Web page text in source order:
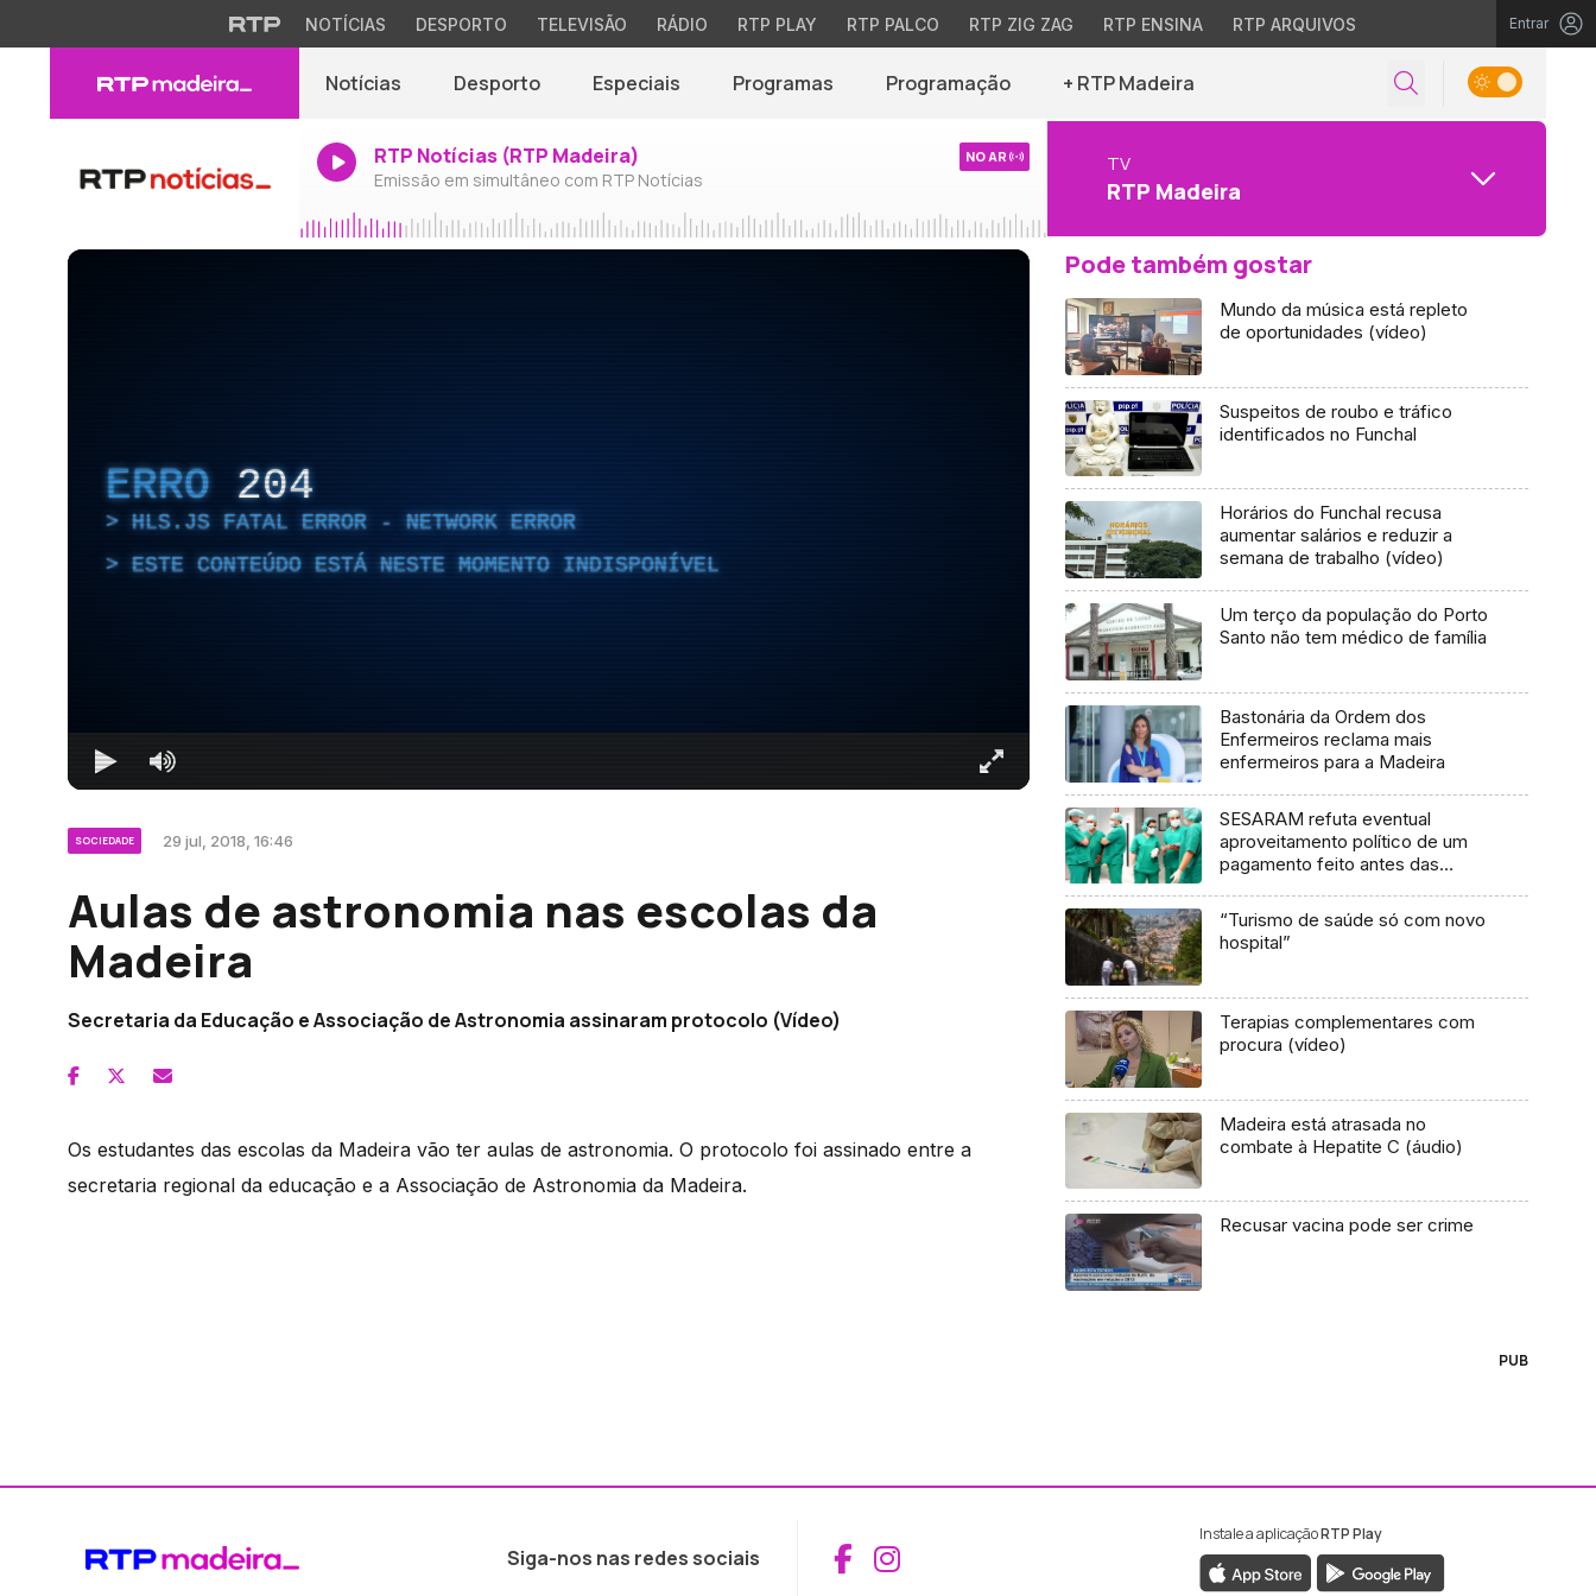
NOTÍCIAS DESPORTO TELEVISÃO RÁDIO RTP PLAY RTP PALCO RTP ZIG ZAG RTP ENSINA RTP ARQUIVOS Entrar
Notícias Desporto Especiais Programas Programação + RTP Madeira
RTP Notícias (RTP Madeira)
Emissão em simultâneo com RTP Notícias
NO AR TV
RTP Madeira
ERRO 204
HLS.JS FATAL ERROR - NETWORK ERROR
ESTE CONTEÚDO ESTÁ NESTE MOMENTO INDISPONÍVEL
SOCIEDADE 29 jul, 2018, 16:46
Aulas de astronomia nas escolas da
Madeira
Secretaria da Educação e Associação de Astronomia assinaram protocolo (Vídeo)
Os estudantes das escolas da Madeira vão ter aulas de astronomia. O protocolo foi assinado entre a
secretaria regional da educação e a Associação de Astronomia da Madeira.
Pode também gostar
Mundo da música está repleto
de oportunidades (vídeo)
Suspeitos de roubo e tráfico
identificados no Funchal
Horários do Funchal recusa
aumentar salários e reduzir a
semana de trabalho (vídeo)
Um terço da população do Porto
Santo não tem médico de família
Bastonária da Ordem dos
Enfermeiros reclama mais
enfermeiros para a Madeira
SESARAM refuta eventual
aproveitamento político de um
pagamento feito antes das
“Turismo de saúde só com novo
hospital”
Terapias complementares com
procura (vídeo)
Madeira está atrasada no
combate à Hepatite C (áudio)
Recusar vacina pode ser crime
PUB
Siga-nos nas redes sociais Aceder ao Facebook da RTP Madeira
Aceder ao Instagram da RTP Madeira
Instale a aplicaçãoRTP Play